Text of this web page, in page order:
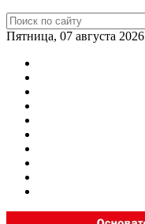
Пятница, 07 августа 2026